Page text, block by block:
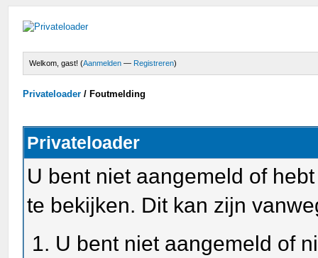
Welkom, gast! (Aanmelden — Registreren)
Privateloader / Foutmelding
Privateloader
U bent niet aangemeld of
te bekijken. Dit kan zijn
U bent niet aangemeld of